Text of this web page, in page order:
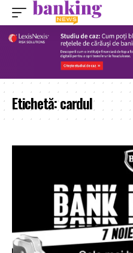
Etichetă:cardul